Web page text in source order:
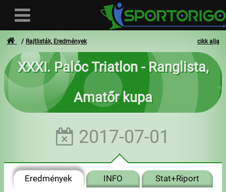
Felhasználó
Bejelentkezés
- - -
Számlák
cikk alja
Rajtlisták, Eredmények
XXXI. Palóc Triatlon - Ranglista,
Amatőr kupa
2017-07-01
Eredmények INFO Stat+Riport